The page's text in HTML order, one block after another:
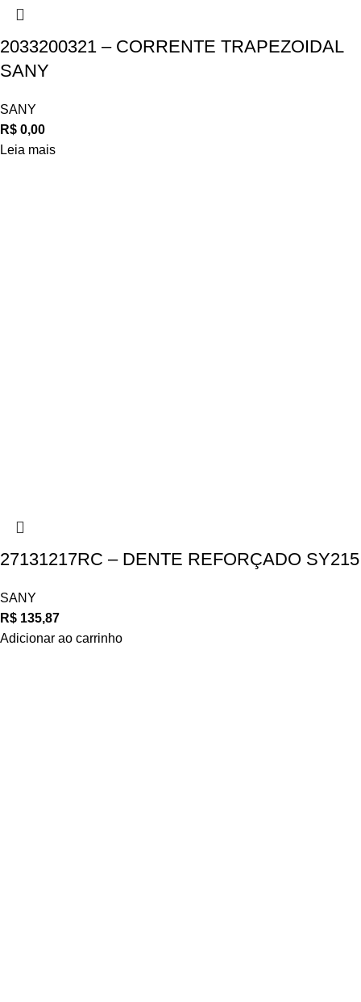
2033200321 – CORRENTE TRAPEZOIDAL
SANY
SANY
R$ 0,00
Leia mais
27131217RC – DENTE REFORÇADO SY215
SANY
R$ 135,87
Adicionar ao carrinho